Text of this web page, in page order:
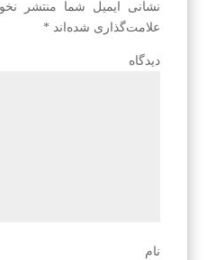
نشانی ایمیل شما منتشر
علامت‌گذاری شده‌اند *
نام